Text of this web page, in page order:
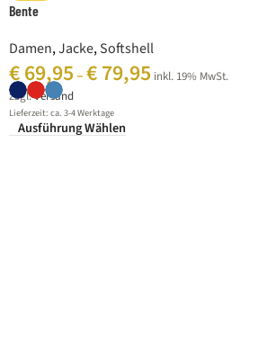
Bente
Damen,Jacke,Softshell
€69,95–€79,95 inkl. 19% MwSt.
zzgl.Versand
Lieferzeit: ca. 3-4 Werktage
Ausführung Wählen